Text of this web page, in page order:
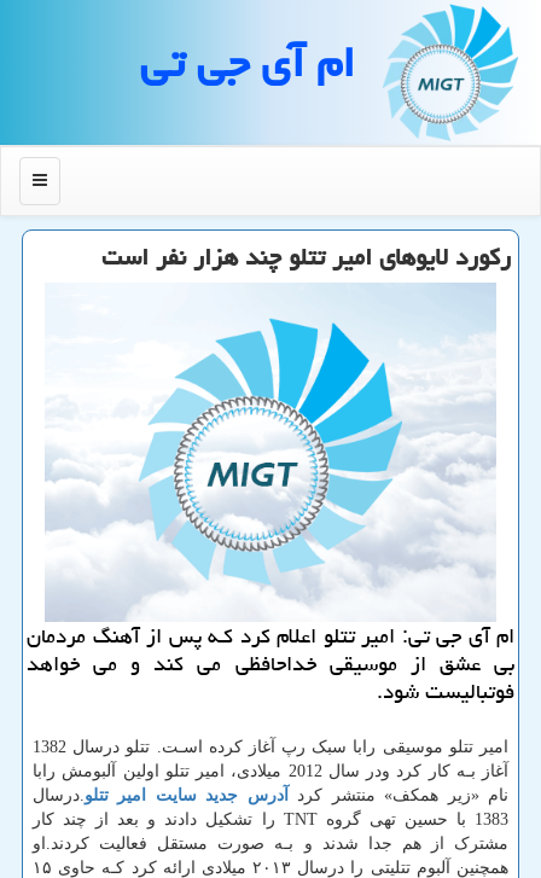
ام آی جی تی
منو
ركورد لایوهای امیر تتلو چند هزار نفر است
ام آی جی تی: امیر تتلو اعلام كرد كـه پس از آهنگ مردمان
بی عشق از موسیقی خداحافظی می كند و می خواهد
فوتبالیست شود.
امیر تتلو موسیقی رابا سبک رپ آغاز کرده اسـت. تتلو درسال 1382
آغاز بـه کار کرد ودر سال 2012 میلادی، امیر تتلو اولین آلبومش رابا
نام «زیر همکف» منتشر کرد
آدرس جدید سایت امیر تتلو درسال
1383 با حسین تهی گروه
TNT را تشکیل دادند و بعد از چند کار
مشترک از هم جدا شدند و بـه صورت مستقل فعالیت کردند.او
همچنین آلبوم تتلیتی را درسال ۲۰۱۳ میلادی ارائه کرد کـه حاوی ۱۵